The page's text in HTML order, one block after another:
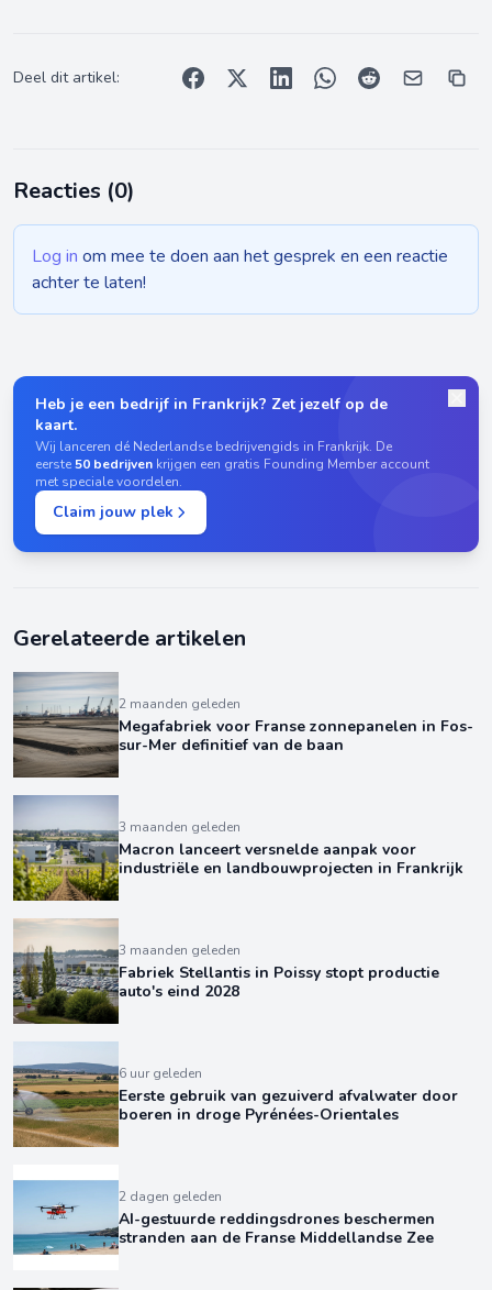
Deel dit artikel:
Reacties (0)
Log in om mee te doen aan het gesprek en een reactie
achter te laten!
Heb je een bedrijf in Frankrijk? Zet jezelf op de
kaart.
Wij lanceren dé Nederlandse bedrijvengids in Frankrijk. De
eerste50 bedrijven krijgen een gratis Founding Member account
met speciale voordelen.
Claim jouw plek
Gerelateerde artikelen
2 maanden geleden
Megafabriek voor Franse zonnepanelen in Fos-
sur-Mer definitief van de baan
3 maanden geleden
Macron lanceert versnelde aanpak voor
industriële en landbouwprojecten in Frankrijk
3 maanden geleden
Fabriek Stellantis in Poissy stopt productie
auto's eind 2028
6 uur geleden
Eerste gebruik van gezuiverd afvalwater door
boeren in droge Pyrénées-Orientales
2 dagen geleden
AI-gestuurde reddingsdrones beschermen
stranden aan de Franse Middellandse Zee